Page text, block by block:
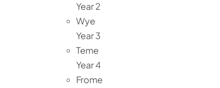
Year 2
Wye
Year 3
Teme
Year 4
Frome